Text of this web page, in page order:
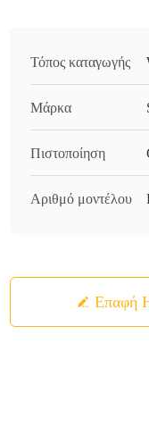
Τόπος καταγωγής
Μάρκα
Πιστοποίηση
Αριθμό μοντέλου
Επαφή